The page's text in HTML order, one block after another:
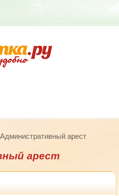
Административный арест
арест